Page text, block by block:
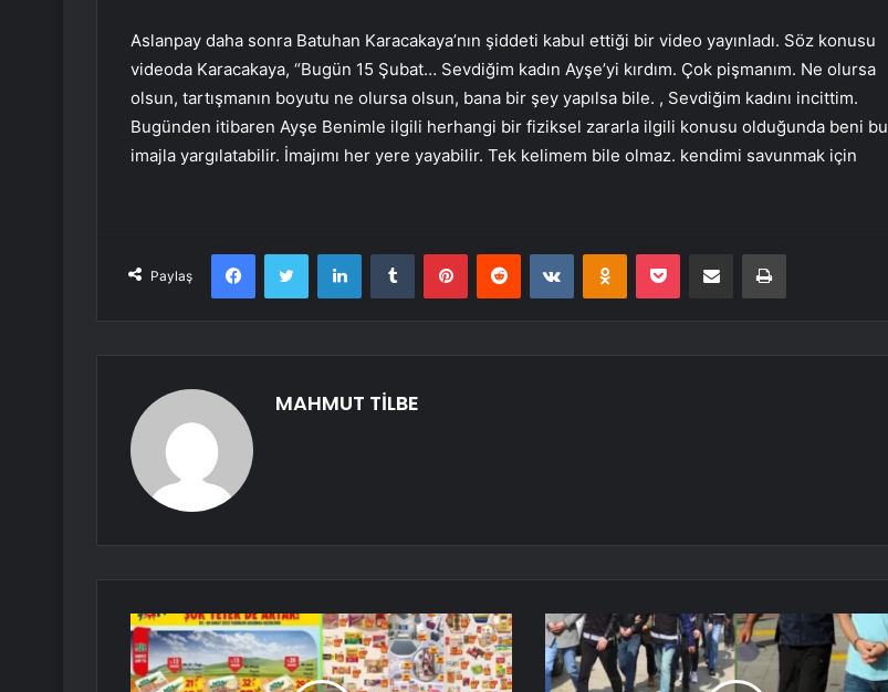
Aslanpay daha sonra Batuhan Karacakaya’nın şiddeti kabul ettiği bir video yayınladı. Söz konusu
videoda Karacakaya, “Bugün 15 Şubat… Sevdiğim kadın Ayşe’yi kırdım. Çok pişmanım. Ne olursa
olsun, tartışmanın boyutu ne olursa olsun, bana bir şey yapılsa bile. , Sevdiğim kadını incittim.
Bugünden itibaren Ayşe Benimle ilgili herhangi bir fiziksel zararla ilgili konusu olduğunda beni bu
imajla yargılatabilir. İmajımı her yere yayabilir. Tek kelimem bile olmaz. kendimi savunmak için
Paylaş
FacebookTwitter LinkedInTumblr PinterestReddit VKontakteOdnoklassniki
Pocket E-Posta ile paylaş Yazdır
MAHMUT TİLBE